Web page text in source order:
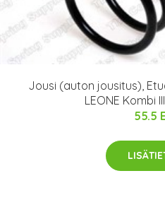
Jousi (auton jousitus),
LEONE Kombi
55.5